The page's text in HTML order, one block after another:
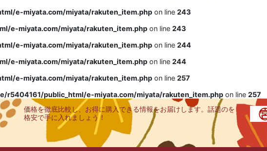
e-miyata.com/miyata/rakuten_item.php on line 243
e-miyata.com/miyata/rakuten_item.php on line 243
e-miyata.com/miyata/rakuten_item.php on line 244
e-miyata.com/miyata/rakuten_item.php on line 244
e-miyata.com/miyata/rakuten_item.php on line 257
r5404161/public_html/e-miyata.com/miyata/rakuten_item.php on line 257
価格を徹底比較し、お得に購入できる情報をお届けします。話題のを
格安で手に入れましょう！